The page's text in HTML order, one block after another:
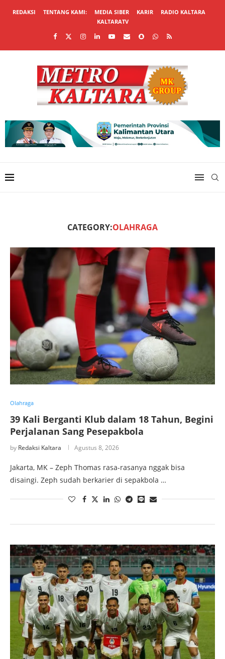
REDAKSI TENTANG KAMI: MEDIA SIBER KARIR
RADIO KALTARA
KALTARATV
CATEGORY:OLAHRAGA
Olahraga
39 Kali Berganti Klub dalam 18 Tahun, Begini
Perjalanan Sang Pesepakbola
by Redaksi Kaltara Agustus 8, 2026
Jakarta, MK – Zeph Thomas rasa-rasanya nggak bisa
disaingi. Zeph sudah berkarier di sepakbola …